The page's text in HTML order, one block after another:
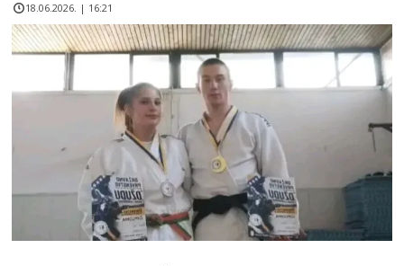
18.06.2026. | 16:21